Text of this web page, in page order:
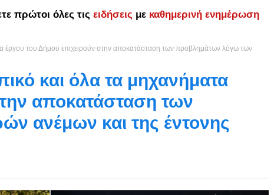
πρώτοι όλες τις ειδήσεις με καθημερινή ενημέρωση
του Δήμου επιχειρούν στην αποκατάσταση των προβλημάτων λόγω των
και όλα τα μηχανήματα
αποκατάσταση των
ανέμων και της έντονης